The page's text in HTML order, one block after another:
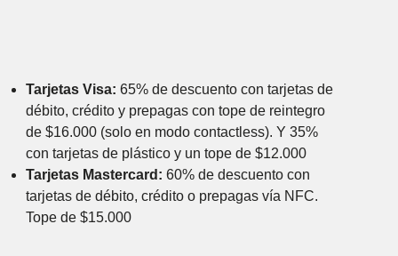
Tarjetas Visa: 65% de descuento con tarjetas de
débito, crédito y prepagas con tope de reintegro
de $16.000 (solo en modo contactless). Y 35%
con tarjetas de plástico y un tope de $12.000
Tarjetas Mastercard: 60% de descuento con
tarjetas de débito, crédito o prepagas vía NFC.
Tope de $15.000